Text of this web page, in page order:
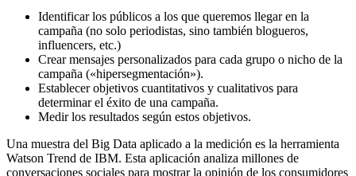
Identificar los públicos a los que queremos llegar en la
campaña (no solo periodistas, sino también blogueros,
influencers, etc.)
Crear mensajes personalizados para cada grupo o nicho de la
campaña («hipersegmentación»).
Establecer objetivos cuantitativos y cualitativos para
determinar el éxito de una campaña.
Medir los resultados según estos objetivos.
Una muestra del Big Data aplicado a la medición es la herramienta
Watson Trend de IBM. Esta aplicación analiza millones de
conversaciones sociales para mostrar la opinión de los consumidores